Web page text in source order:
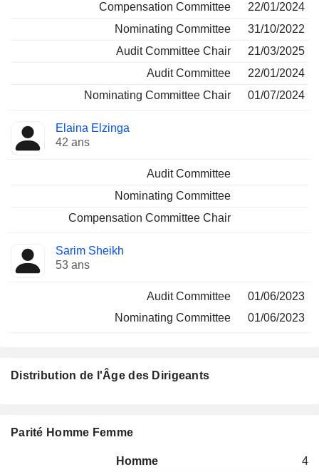
Compensation Committee
22/01/2024
Nominating Committee
31/10/2022
Audit Committee Chair
21/03/2025
Audit Committee
22/01/2024
Nominating Committee Chair
01/07/2024
Elaina Elzinga
42 ans
Audit Committee
Nominating Committee
Compensation Committee Chair
Sarim Sheikh
53 ans
Audit Committee
01/06/2023
Nominating Committee
01/06/2023
Distribution de l'Âge des Dirigeants
Parité Homme Femme
Homme
4